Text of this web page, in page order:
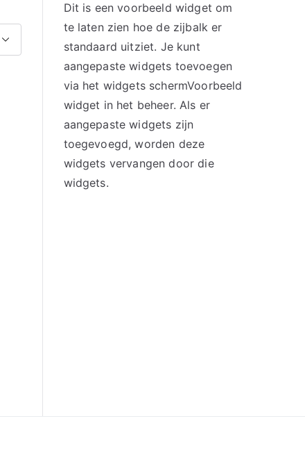
Dit is een voorbeeld widget om
te laten zien hoe de zijbalk er
standaard uitziet. Je kunt
aangepaste widgets toevoegen
via het widgets schermVoorbeeld
widget in het beheer. Als er
aangepaste widgets zijn
toegevoegd, worden deze
widgets vervangen door die
widgets.